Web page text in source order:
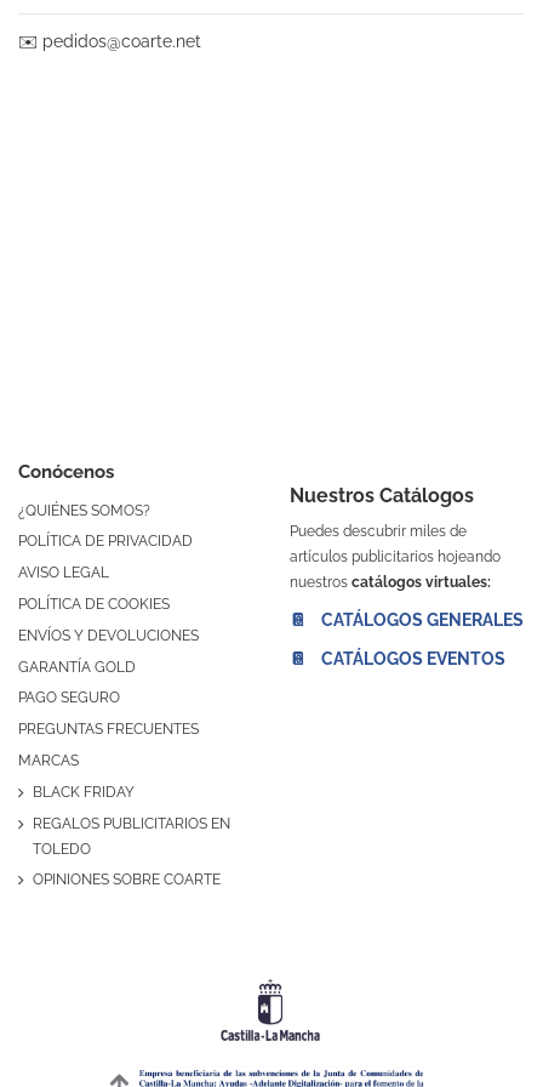
Conócenos
¿QUIÉNES SOMOS?
POLÍTICA DE PRIVACIDAD
AVISO LEGAL
POLÍTICA DE COOKIES
ENVÍOS Y DEVOLUCIONES
GARANTÍA GOLD
PAGO SEGURO
PREGUNTAS FRECUENTES
MARCAS
BLACK FRIDAY
REGALOS PUBLICITARIOS EN
TOLEDO
OPINIONES SOBRE COARTE
Nuestros Catálogos
Puedes descubrir miles de
artículos publicitarios hojeando
nuestros catálogos virtuales:
📔 CATÁLOGOS GENERALES
📔 CATÁLOGOS EVENTOS
✉️ pedidos@coarte.net